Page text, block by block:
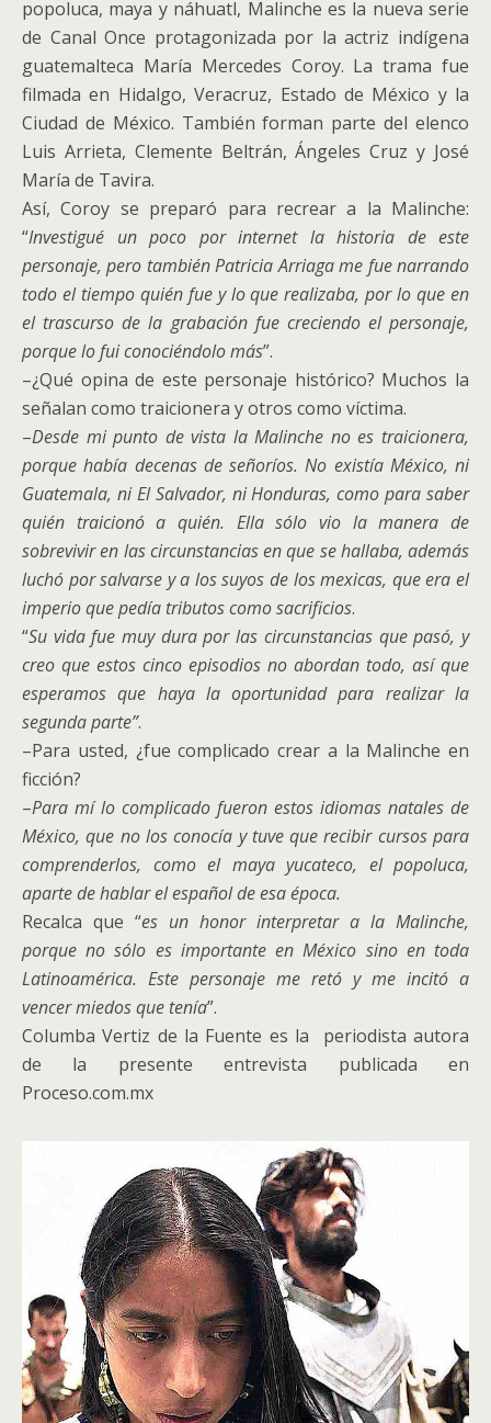
popoluca, maya y náhuatl, Malinche es la nueva serie
de Canal Once protagonizada por la actriz indígena
guatemalteca María Mercedes Coroy. La trama fue
filmada en Hidalgo, Veracruz, Estado de México y la
Ciudad de México. También forman parte del elenco
Luis Arrieta, Clemente Beltrán, Ángeles Cruz y José
María de Tavira.
Así, Coroy se preparó para recrear a la Malinche:
“Investigué un poco por internet la historia de este
personaje, pero también Patricia Arriaga me fue narrando
todo el tiempo quién fue y lo que realizaba, por lo que en
el trascurso de la grabación fue creciendo el personaje,
porque lo fui conociéndolo más”.
–¿Qué opina de este personaje histórico? Muchos la
señalan como traicionera y otros como víctima.
–Desde mi punto de vista la Malinche no es traicionera,
porque había decenas de señoríos. No existía México, ni
Guatemala, ni El Salvador, ni Honduras, como para saber
quién traicionó a quién. Ella sólo vio la manera de
sobrevivir en las circunstancias en que se hallaba, además
luchó por salvarse y a los suyos de los mexicas, que era el
imperio que pedía tributos como sacrificios.
“Su vida fue muy dura por las circunstancias que pasó, y
creo que estos cinco episodios no abordan todo, así que
esperamos que haya la oportunidad para realizar la
segunda parte”.
–Para usted, ¿fue complicado crear a la Malinche en
ficción?
–Para mí lo complicado fueron estos idiomas natales de
México, que no los conocía y tuve que recibir cursos para
comprenderlos, como el maya yucateco, el popoluca,
aparte de hablar el español de esa época.
Recalca que “es un honor interpretar a la Malinche,
porque no sólo es importante en México sino en toda
Latinoamérica. Este personaje me retó y me incitó a
vencer miedos que tenía”.
Columba Vertiz de la Fuente es la periodista autora
de la presente entrevista publicada en
Proceso.com.mx